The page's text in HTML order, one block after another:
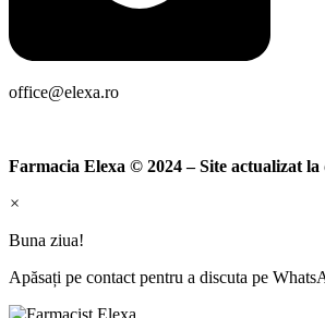
office@elexa.ro
Farmacia Elexa © 2024 – Site actualizat la
×
Buna ziua!
Apăsați pe contact pentru a discuta pe